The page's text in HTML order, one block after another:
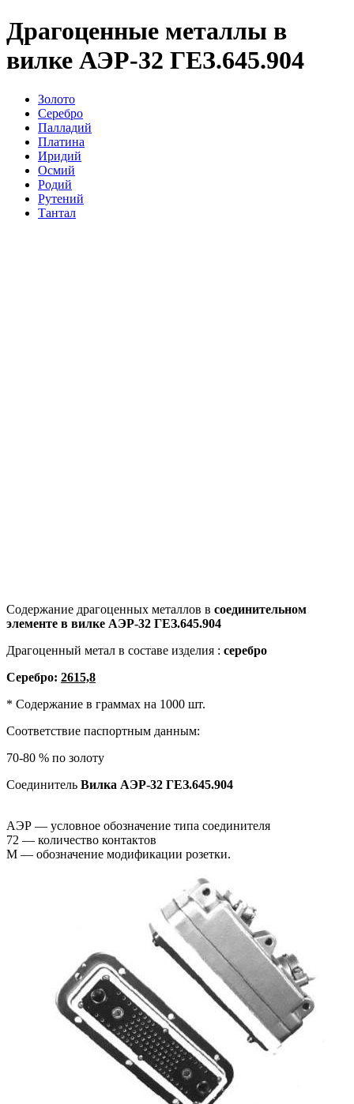
Драгоценные металлы в
вилке АЭР-32 ГЕЗ.645.904
Золото
Серебро
Палладий
Платина
Иридий
Осмий
Родий
Рутений
Тантал
Содержание драгоценных металлов в соединительном
элементе в вилке АЭР-32 ГЕЗ.645.904
Драгоценный метал в составе изделия : серебро
Серебро: 2615,8
* Содержание в граммах на 1000 шт.
Соответствие паспортным данным:
70-80 % по золоту
Соединитель Вилка АЭР-32 ГЕЗ.645.904
АЭР — условное обозначение типа соединителя
72 — количество контактов
М — обозначение модификации розетки.